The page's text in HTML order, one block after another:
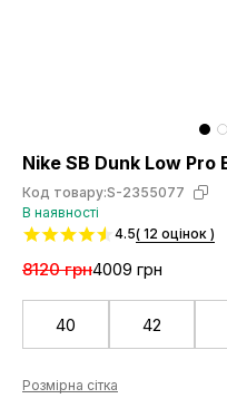
Nike SB Dunk Low
Код товару:S-2355077
В наявності
4.5( 12 оцінок )
8120 грн4009 грн
40 42
Розмірна сітка